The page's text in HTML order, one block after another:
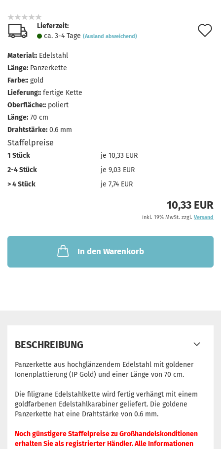
Lieferzeit:
ca. 3-4 Tage (Ausland abweichend)
Material:: Edelstahl
Länge: Panzerkette
Farbe:: gold
Lieferung:: fertige Kette
Oberfläche:: poliert
Länge: 70 cm
Drahtstärke: 0.6 mm
Staffelpreise
1 Stück
je 10,33 EUR
2-4 Stück
je 9,03 EUR
> 4 Stück
je 7,74 EUR
10,33 EUR
inkl. 19% MwSt. zzgl. Versand
In den Warenkorb
BESCHREIBUNG
Panzerkette aus hochglänzendem Edelstahl mit goldener
Ionenplattierung (IP Gold) und einer Länge von 70 cm.
Die filigrane Edelstahlkette wird fertig verhängt mit einem
goldfarbenen Edelstahlkarabiner geliefert. Die goldene
Panzerkette hat eine Drahtstärke von 0.6 mm.
Noch günstigere Staffelpreise zu Großhandelskonditionen
erhalten Sie als registrierter Händler. Alle Informationen